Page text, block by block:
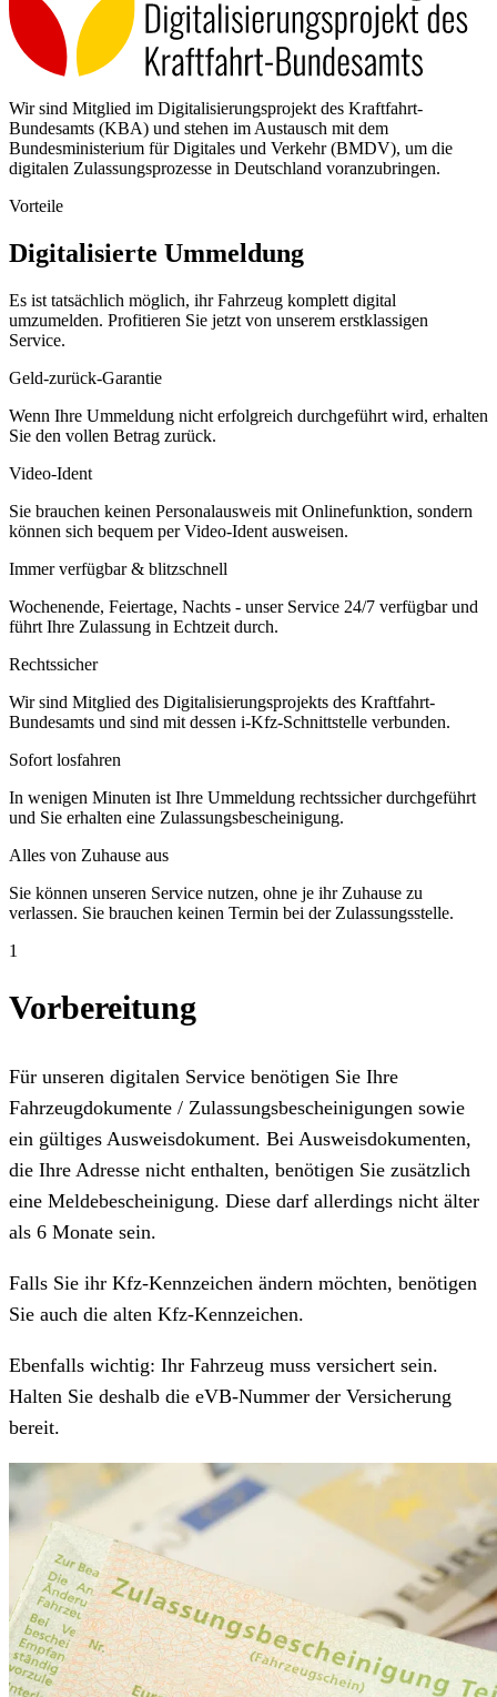
Wir sind Mitglied im Digitalisierungsprojekt des Kraftfahrt-
Bundesamts (KBA) und stehen im Austausch mit dem
Bundesministerium für Digitales und Verkehr (BMDV), um die
digitalen Zulassungsprozesse in Deutschland voranzubringen.
Vorteile
Digitalisierte Ummeldung
Es ist tatsächlich möglich, ihr Fahrzeug komplett digital
umzumelden. Profitieren Sie jetzt von unserem erstklassigen
Service.
Geld-zurück-Garantie
Wenn Ihre Ummeldung nicht erfolgreich durchgeführt wird, erhalten
Sie den vollen Betrag zurück.
Video-Ident
Sie brauchen keinen Personalausweis mit Onlinefunktion, sondern
können sich bequem per Video-Ident ausweisen.
Immer verfügbar & blitzschnell
Wochenende, Feiertage, Nachts - unser Service 24/7 verfügbar und
führt Ihre Zulassung in Echtzeit durch.
Rechtssicher
Wir sind Mitglied des Digitalisierungsprojekts des Kraftfahrt-
Bundesamts und sind mit dessen i-Kfz-Schnittstelle verbunden.
Sofort losfahren
In wenigen Minuten ist Ihre Ummeldung rechtssicher durchgeführt
und Sie erhalten eine Zulassungsbescheinigung.
Alles von Zuhause aus
Sie können unseren Service nutzen, ohne je ihr Zuhause zu
verlassen. Sie brauchen keinen Termin bei der Zulassungsstelle.
1
Vorbereitung
Für unseren digitalen Service benötigen Sie Ihre
Fahrzeugdokumente / Zulassungsbescheinigungen sowie
ein gültiges Ausweisdokument. Bei Ausweisdokumenten,
die Ihre Adresse nicht enthalten, benötigen Sie zusätzlich
eine Meldebescheinigung. Diese darf allerdings nicht älter
als 6 Monate sein.
Falls Sie ihr Kfz-Kennzeichen ändern möchten, benötigen
Sie auch die alten Kfz-Kennzeichen.
Ebenfalls wichtig: Ihr Fahrzeug muss versichert sein.
Halten Sie deshalb die eVB-Nummer der Versicherung
bereit.